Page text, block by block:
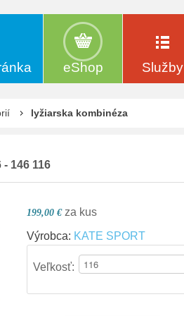
eShop Služby
lyžiarska kombinéza
- 146 116
199,00 € za kus
Výrobca: KATE SPORT
Veľkosť: